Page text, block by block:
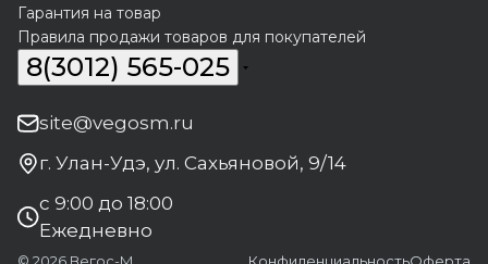
Гарантия на товар
Правила продажи товаров для покупателей
8(3012) 565-025
site@vegosm.ru
г. Улан-Удэ, ул. Сахьяновой, 9/14
с 9:00 до 18:00
Ежедневно